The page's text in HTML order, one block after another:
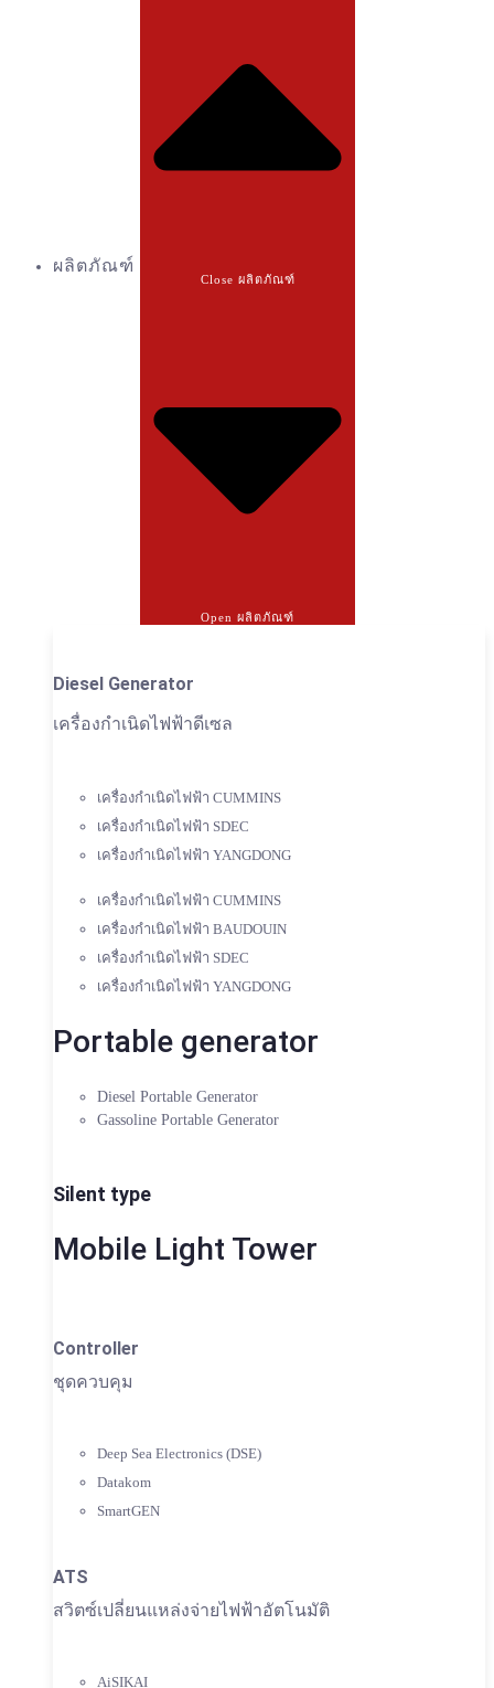
ผลิตภัณฑ์
Close ผลิตภัณฑ์
Open ผลิตภัณฑ์
Diesel Generator
เครื่องกำเนิดไฟฟ้าดีเซล
เครื่องกำเนิดไฟฟ้า CUMMINS
เครื่องกำเนิดไฟฟ้า SDEC
เครื่องกำเนิดไฟฟ้า YANGDONG
เครื่องกำเนิดไฟฟ้า CUMMINS
เครื่องกำเนิดไฟฟ้า BAUDOUIN
เครื่องกำเนิดไฟฟ้า SDEC
เครื่องกำเนิดไฟฟ้า YANGDONG
Portable generator
Diesel Portable Generator
Gassoline Portable Generator
Silent type
Mobile Light Tower
Controller
ชุดควบคุม
Deep Sea Electronics (DSE)
Datakom
SmartGEN
ATS
สวิตซ์เปลี่ยนแหล่งจ่ายไฟฟ้าอัตโนมัติ
AiSIKAI